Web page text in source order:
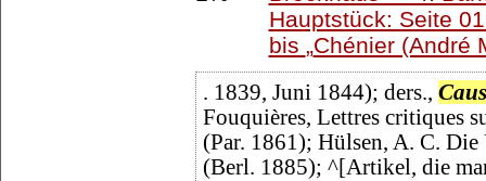
Hauptstück: Seite
bis Chénier (André
. 1839, Juni 1844); ders.,
Fouquières, Lettres critiques
(Par. 1861); Hülsen, A. C.
(Berl. 1885); ^[Artikel, die